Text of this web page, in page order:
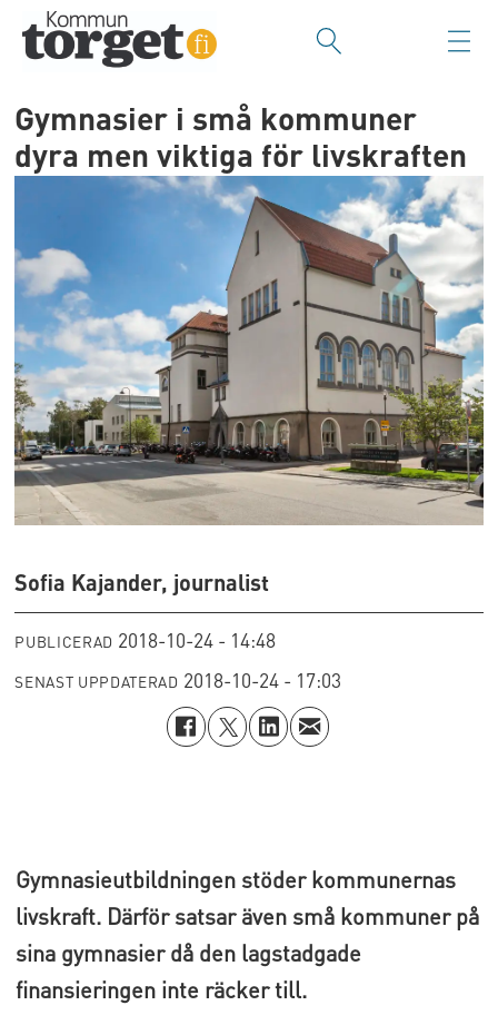
Gymnasier i små kommuner
dyra men viktiga för livskraften
Sofia Kajander, journalist
PUBLICERAD 2018-10-24 - 14:48
SENAST UPPDATERAD 2018-10-24 - 17:03
Gymnasieutbildningen stöder kommunernas
livskraft. Därför satsar även små kommuner på
sina gymnasier då den lagstadgade
finansieringen inte räcker till.